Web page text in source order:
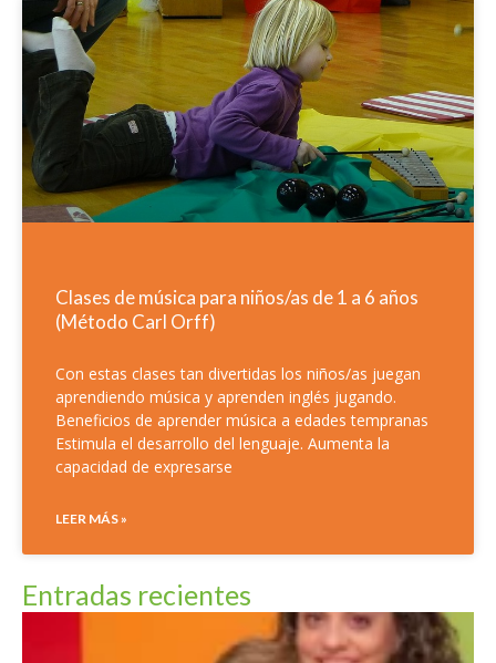
Clases de música para niños/as de 1 a 6 años
(Método Carl Orff)
Con estas clases tan divertidas los niños/as juegan
aprendiendo música y aprenden inglés jugando.
Beneficios de aprender música a edades tempranas
Estimula el desarrollo del lenguaje. Aumenta la
capacidad de expresarse
LEER MÁS »
Entradas recientes